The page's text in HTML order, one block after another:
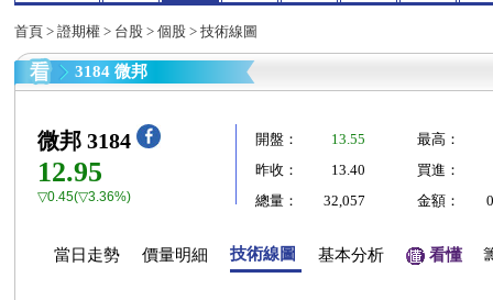
首頁 > 證期權 > 台股 > 個股 > 技術線圖
3184 微邦
微邦 3184
12.95
▽0.45(▽3.36%)
開盤： 13.55
最高：
昨收：
13.40
買進：
總量：
32,057 金額：
當日走勢 價量明細 技術線圖 基本分析 看懂